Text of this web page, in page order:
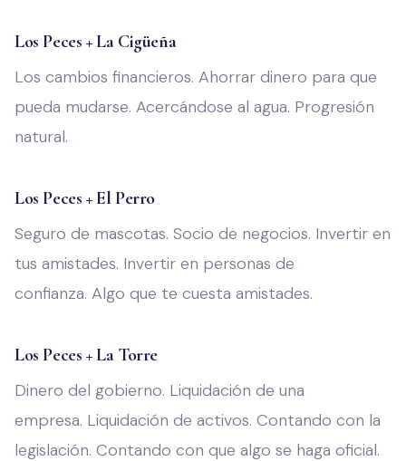
Los Peces + La Cigüeña
Los cambios financieros. Ahorrar dinero para que
pueda mudarse. Acercándose al agua. Progresión
natural.
Los Peces + El Perro
Seguro de mascotas. Socio de negocios. Invertir en
tus amistades. Invertir en personas de
confianza. Algo que te cuesta amistades.
Los Peces + La Torre
Dinero del gobierno. Liquidación de una
empresa. Liquidación de activos. Contando con la
legislación. Contando con que algo se haga oficial.